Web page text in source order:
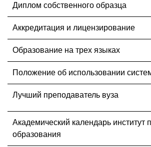
Диплом собственного образца
Аккредитация и лицензирование
Образование на трех языках
Положение об использовании
Лучший преподаватель вуза
Академический календарь институт
образования